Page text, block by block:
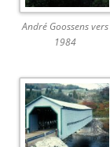
André Goossens vers
1984